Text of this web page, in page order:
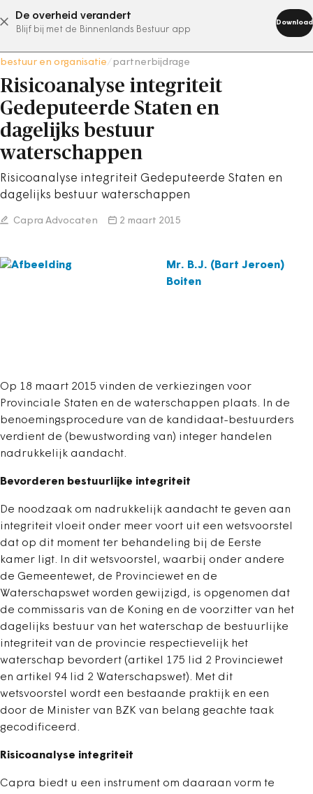
De overheid verandert
Blijf bij met de Binnenlands Bestuur app
Download
abonneer nu
bestuur en organisatie partnerbijdrage
Risicoanalyse integriteit
Gedeputeerde Staten en
dagelijks bestuur
waterschappen
Risicoanalyse integriteit Gedeputeerde Staten en
dagelijks bestuur waterschappen
Capra Advocaten 2 maart 2015
Mr. B.J. (Bart Jeroen)
Boiten
Op 18 maart 2015 vinden de verkiezingen voor
Provinciale Staten en de waterschappen plaats. In de
benoemingsprocedure van de kandidaat-bestuurders
verdient de (bewustwording van) integer handelen
nadrukkelijk aandacht.
Bevorderen bestuurlijke integriteit
De noodzaak om nadrukkelijk aandacht te geven aan
integriteit vloeit onder meer voort uit een wetsvoorstel
dat op dit moment ter behandeling bij de Eerste
kamer ligt. In dit wetsvoorstel, waarbij onder andere
de Gemeentewet, de Provinciewet en de
Waterschapswet worden gewijzigd, is opgenomen dat
de commissaris van de Koning en de voorzitter van het
dagelijks bestuur van het waterschap de bestuurlijke
integriteit van de provincie respectievelijk het
waterschap bevordert (artikel 175 lid 2 Provinciewet
en artikel 94 lid 2 Waterschapswet). Met dit
wetsvoorstel wordt een bestaande praktijk en een
door de Minister van BZK van belang geachte taak
gecodificeerd.
Risicoanalyse integriteit
Capra biedt u een instrument om daaraan vorm te